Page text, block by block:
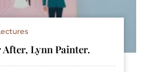
Lynn Painter.